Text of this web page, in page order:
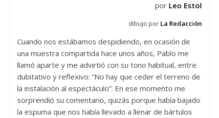
por Leo Estol
dibujo por La Redacción
Cuando nos estábamos despidiendo, en ocasión de
una muestra compartida hace unos años, Pablo me
llamó aparte y me advirtió con su tono habitual, entre
dubitativo y reflexivo: “No hay que ceder el terreno de
la instalación al espectáculo”. En ese momento me
sorprendió su comentario, quizás porque había bajado
la espuma que nos había llevado a llenar de bártulos